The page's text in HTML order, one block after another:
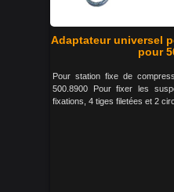
Adaptateur universel
pour
Pour station fixe de
500.8900 Pour fixer les
fixations, 4 tiges filetées et 2